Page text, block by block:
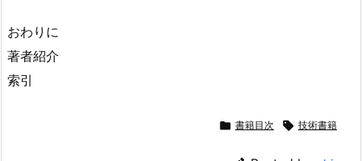
おわりに
著者紹介
索引
 書籍目次  技術書籍